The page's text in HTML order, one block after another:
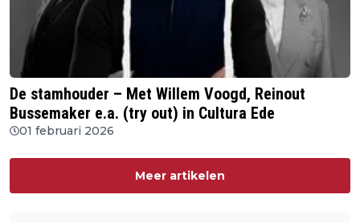
De stamhouder – Met Willem Voogd, Reinout
Bussemaker e.a. (try out) in Cultura Ede
01 februari 2026
Meer artikelen